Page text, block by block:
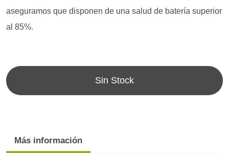
aseguramos que disponen de una salud de batería superior
al 85%.
Sin Stock
Más información